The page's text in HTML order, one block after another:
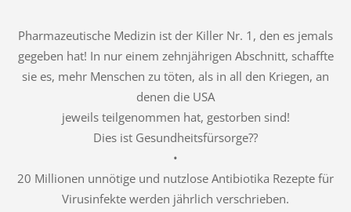
Pharmazeutische Medizin ist der Killer Nr. 1, den es jemals
gegeben hat! In nur einem zehnjährigen Abschnitt, schaffte
sie es, mehr Menschen zu töten, als in all den Kriegen, an
denen die USA
jeweils teilgenommen hat, gestorben sind!
Dies ist Gesundheitsfürsorge??
•
20 Millionen unnötige und nutzlose Antibiotika Rezepte für
Virusinfekte werden jährlich verschrieben.